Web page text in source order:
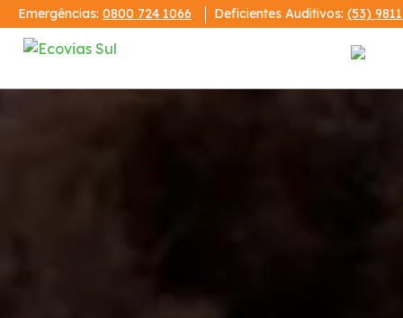
Emergências: 0800 724 1066 Deficientes Auditivos: (53)